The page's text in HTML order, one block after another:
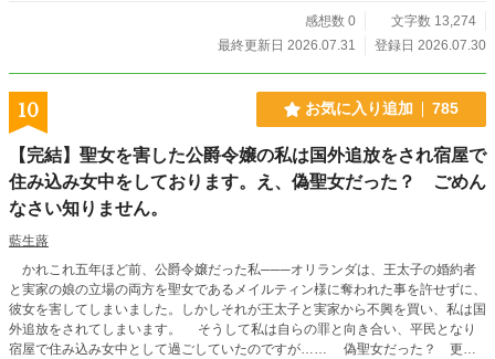
ってもいいぞ」と上から目線で押し寄せてくるけれど—— 「申し訳ありませ
ん。今、世界樹の心臓（コア）の製作で忙しいですし、何より殿下が離してくれ
溺愛で幸せになる、全10話のスカッとハッピーエンド物語です。
感想数 0
文字数 13,274
最終更新日 2026.07.31
登録日 2026.07.30
10 お気に入り追加 785
【完結】聖女を害した公爵令嬢の私は国外追放をされ宿屋で
住み込み女中をしております。え、偽聖女だった？ ごめん
なさい知りません。
藍生蕗
かれこれ五年ほど前、公爵令嬢だった私───オリランダは、王太子の婚約者
と実家の娘の立場の両方を聖女であるメイルティン様に奪われた事を許せずに、
彼女を害してしまいました。しかしそれが王太子と実家から不興を買い、私は国
外追放をされてしまいます。 そうして私は自らの罪と向き合い、平民となり
宿屋で住み込み女中として過ごしていたのですが…… 偽聖女だった？ 更に